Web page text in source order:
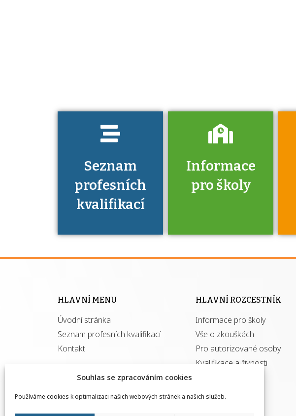
Souhlas se zpracováním cookies
Používáme cookies k optimalizaci našich webových stránek a našich služeb.
Seznam
profesních
kvalifikací
Informace
pro školy
Víte, že jako škola
kvalifikací jisté
získávání
autorizací?
HLAVNÍ MENU
Úvodní stránka
Seznam profesních kvalifikací
Kontakt
HLAVNÍ ROZCESTNÍK
Informace pro školy
Vše o zkouškách
Pro autorizované osoby
Kvalifikace a živnosti